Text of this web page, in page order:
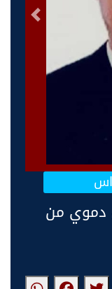
التالى
دموي من